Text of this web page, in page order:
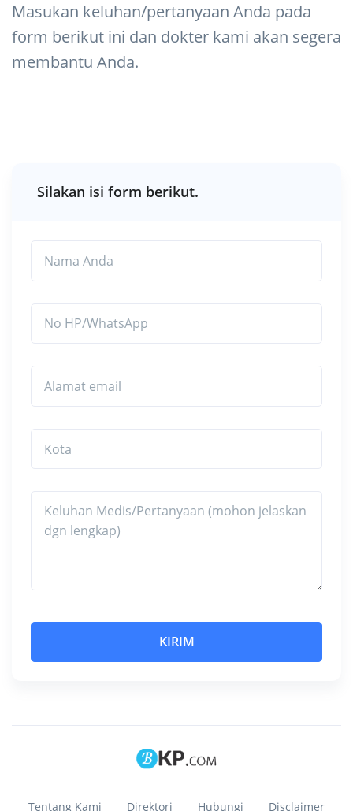
Masukan keluhan/pertanyaan Anda pada
form berikut ini dan dokter kami akan segera
membantu Anda.
Silakan isi form berikut.
Tentang Kami Direktori Hubungi Disclaimer